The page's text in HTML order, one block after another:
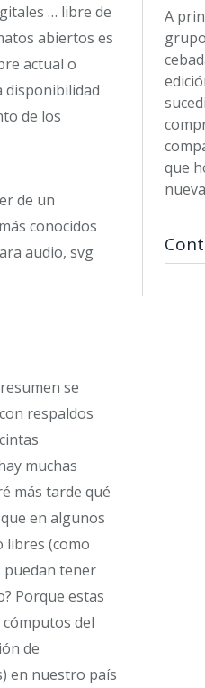
… libre de
abiertos es
actual o
disponibilidad
de los
de un
conocidos
audio, svg
se
respaldos
muchas
más tarde qué
en algunos
libres (como
puedan tener
Porque estas
del
de
en nuestro país
A
que